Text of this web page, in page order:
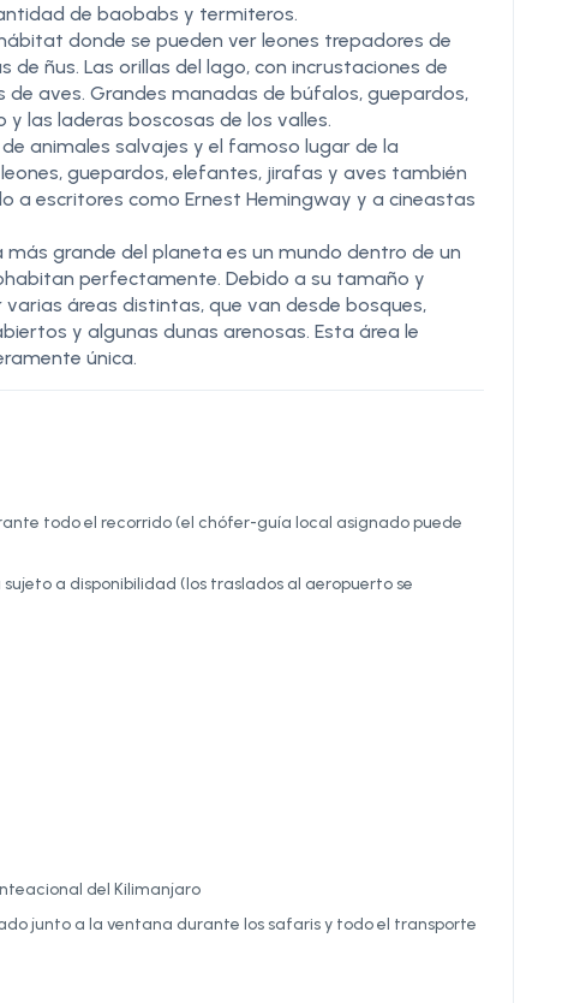
de baobabs y termiteros.
donde se pueden ver leones trepadores de
ñus. Las orillas del lago, con incrustaciones de
aves. Grandes manadas de búfalos, guepardos,
las laderas boscosas de los valles.
animales salvajes y el famoso lugar de la
guepardos, elefantes, jirafas y aves también
a escritores como Ernest Hemingway y a cineastas
grande del planeta es un mundo dentro de un
perfectamente. Debido a su tamaño y
áreas distintas, que van desde bosques,
y algunas dunas arenosas. Esta área le
única.
todo el recorrido (el chófer-guía local asignado puede
a disponibilidad (los traslados al aeropuerto se
del Kilimanjaro
junto a la ventana durante los safaris y todo el transporte